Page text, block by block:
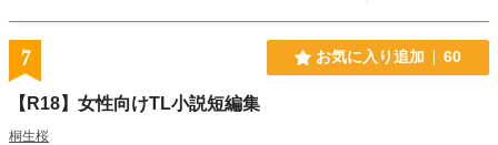
7 お気に入り追加 60
【R18】女性向けTL小説短編集
桐生桜